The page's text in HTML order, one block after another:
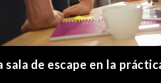
sala de escape en la